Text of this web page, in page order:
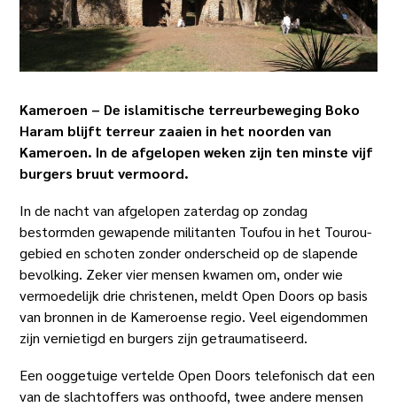
Kameroen – De islamitische terreurbeweging Boko
Haram blijft terreur zaaien in het noorden van
Kameroen. In de afgelopen weken zijn ten minste vijf
burgers bruut vermoord.
In de nacht van afgelopen zaterdag op zondag
bestormden gewapende militanten Toufou in het Tourou-
gebied en schoten zonder onderscheid op de slapende
bevolking. Zeker vier mensen kwamen om, onder wie
vermoedelijk drie christenen, meldt Open Doors op basis
van bronnen in de Kameroense regio. Veel eigendommen
zijn vernietigd en burgers zijn getraumatiseerd.
Een ooggetuige vertelde Open Doors telefonisch dat een
van de slachtoffers was onthoofd, twee andere mensen